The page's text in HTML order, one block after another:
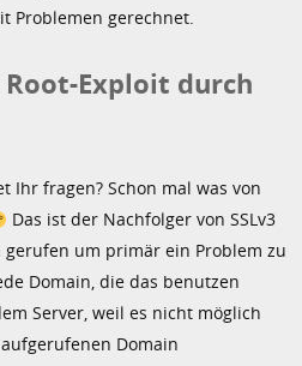
Problemen gerechnet.
Root-Exploit durch
Ihr fragen? Schon mal was von
Das ist der Nachfolger von SSLv3
um primär ein Problem zu
Domain, die das benutzen
Server, weil es nicht möglich
Domain